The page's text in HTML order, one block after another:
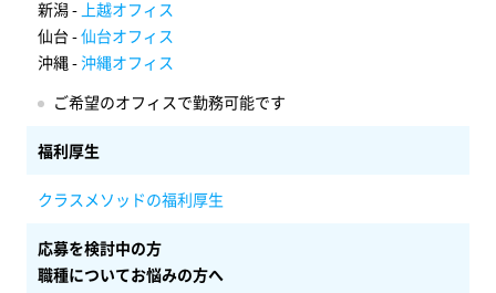
新潟 - 上越オフィス
仙台 -仙台オフィス
沖縄 -沖縄オフィス
ご希望のオフィスで勤務可能です
福利厚生
クラスメソッドの福利厚生
応募を検討中の方
職種についてお悩みの方へ